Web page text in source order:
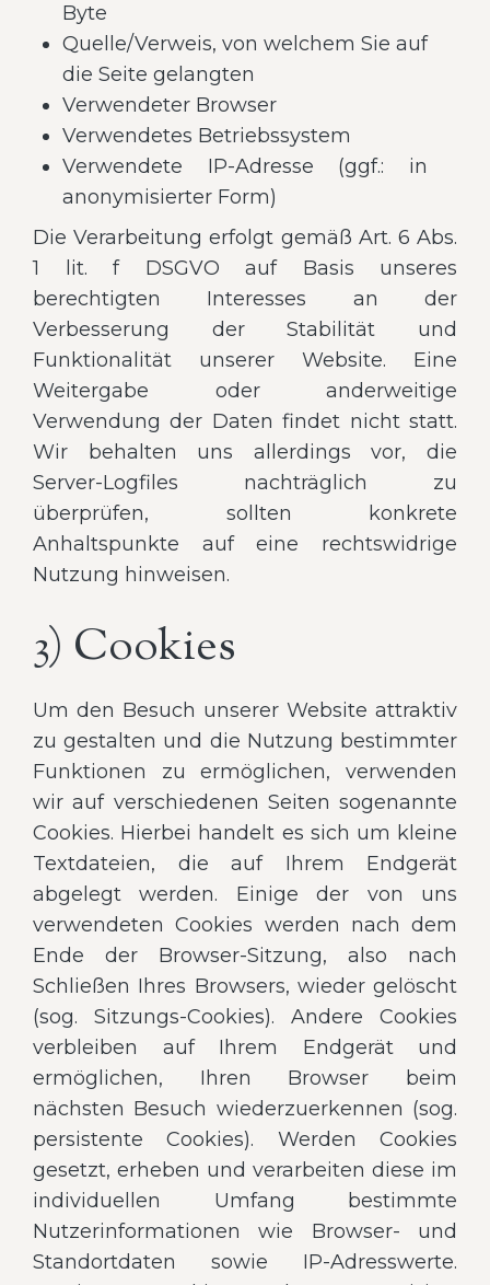
Byte
Quelle/Verweis, von welchem Sie auf
die Seite gelangten
Verwendeter Browser
Verwendetes Betriebssystem
Verwendete IP-Adresse (ggf.: in
anonymisierter Form)
Die Verarbeitung erfolgt gemäß Art. 6 Abs.
1 lit. f DSGVO auf Basis unseres
berechtigten Interesses an der
Verbesserung der Stabilität und
Funktionalität unserer Website. Eine
Weitergabe oder anderweitige
Verwendung der Daten findet nicht statt.
Wir behalten uns allerdings vor, die
Server-Logfiles nachträglich zu
überprüfen, sollten konkrete
Anhaltspunkte auf eine rechtswidrige
Nutzung hinweisen.
3) Cookies
Um den Besuch unserer Website attraktiv
zu gestalten und die Nutzung bestimmter
Funktionen zu ermöglichen, verwenden
wir auf verschiedenen Seiten sogenannte
Cookies. Hierbei handelt es sich um kleine
Textdateien, die auf Ihrem Endgerät
abgelegt werden. Einige der von uns
verwendeten Cookies werden nach dem
Ende der Browser-Sitzung, also nach
Schließen Ihres Browsers, wieder gelöscht
(sog. Sitzungs-Cookies). Andere Cookies
verbleiben auf Ihrem Endgerät und
ermöglichen, Ihren Browser beim
nächsten Besuch wiederzuerkennen (sog.
persistente Cookies). Werden Cookies
gesetzt, erheben und verarbeiten diese im
individuellen Umfang bestimmte
Nutzerinformationen wie Browser- und
Standortdaten sowie IP-Adresswerte.